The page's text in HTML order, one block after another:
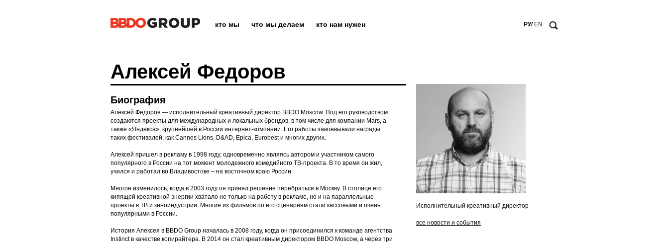
кто мы что мы делаем кто нам нужен РУ/ EN
Алексей Федоров
Биография
Алексей Федоров — исполнительный креативный директор BBDO Moscow. Под его руководством
создаются проекты для международных и локальных брендов, в том числе для компании Mars, а
также «Яндекса», крупнейшей в России интернет-компании. Его работы завоевывали награды
таких фестивалей, как Cannes Lions, D&AD, Epica, Eurobest и многих других.
Алексей пришел в рекламу в 1998 году, одновременно являясь автором и участником самого
популярного в России на тот момент молодежного комедийного ТВ-проекта. В то время он жил,
учился и работал во Владивостоке – на восточном краю России.
Многое изменилось, когда в 2003 году он принял решение перебраться в Москву. В столице его
кипящей креативной энергии хватало не только на работу в рекламе, но и на параллельные
проекты в ТВ и киноиндустрии. Многие из фильмов по его сценариям стали кассовыми и очень
популярными в России.
История Алексея в BBDO Group началась в 2008 году, когда он присоединился к команде агентства
Instinct в качестве копирайтера. В 2014 он стал креативным директором BBDO Moscow, а через три
Исполнительный креативный директор
все новости и события